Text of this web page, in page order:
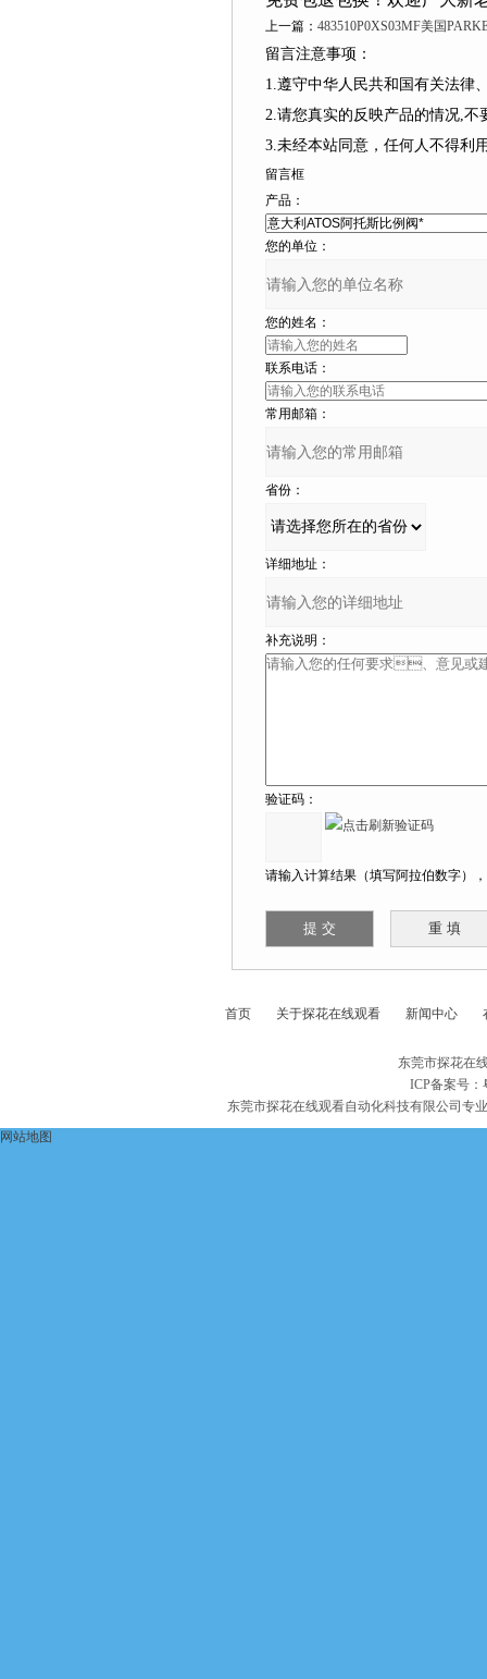
上一篇： 483510P0XS03MF美国
留言注意事项：
1.遵守中华人民共和国有关法律、
2.请您真实的反映产品的情况,不要捏
3.未经本站同意，任何人不得
留言框
产品：
您的单位：
您的姓名：
联系电话：
常用邮箱：
省份：
详细地址：
补充说明：
验证码：
请输入计算结果（填写阿拉伯数字）
首页 关于探花在线观看 新闻中心
东莞市探花在
ICP备案号：
东莞市探花在线观看自动化科技有限公司专
网站地图